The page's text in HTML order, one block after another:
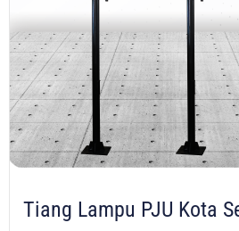
Tiang Lampu PJU Kota